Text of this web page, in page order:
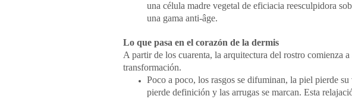
una célula madre vegetal de eficiacia reesculpidora
una gama anti-âge.
Lo que pasa en el corazón de la dermis
A partir de los cuarenta, la arquitectura del rostro comienza
transformación.
Poco a poco, los rasgos se difuminan, la piel pierde
pierde definición y las arrugas se marcan. Esta